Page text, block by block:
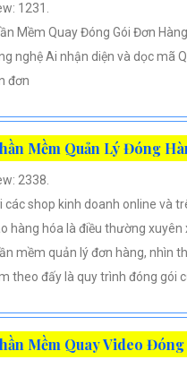
1231.
Mềm Quay Đóng Gói Đơn
nghệ Ai nhận diện và dọc mã
đơn
Mềm Quản Lý Đóng
2338.
các shop kinh doanh online và
hàng hóa là điều thường xuyên
mềm quản lý đơn hàng, nhìn
theo đấy là quy trình đóng gói
Mềm Quay Video